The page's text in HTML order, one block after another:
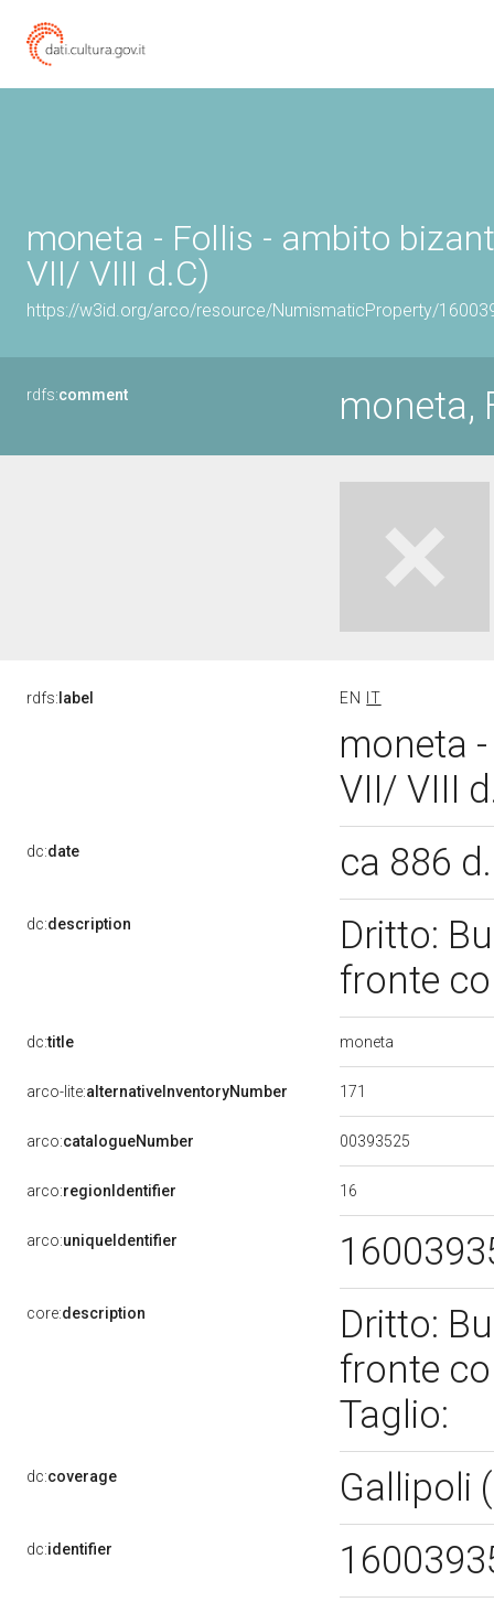
moneta - Follis - ambito
VII/ VIII d.C)
https://w3id.org/arco/resource/NumismaticProperty/
rdfs:comment moneta,
rdfs: label EN IT
moneta
VII/ VIII
dc:date ca 886
dc:description
Dritto:
fronte
dc:title moneta
arco-lite:alternativeInventoryNumber 171
arco:catalogueNumber 00393525
arco:regionIdentifier 16
arco:uniqueIdentifier
core:description
Dritto:
fronte
Taglio:
dc:coverage Gallipoli
dc:identifier